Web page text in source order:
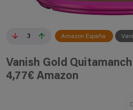
3 Amazon España
Vanish Gold
4,77€ Amazon